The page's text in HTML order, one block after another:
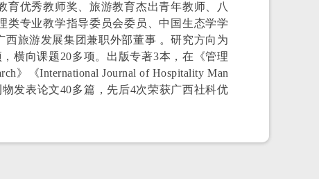
育优秀教师奖、旅游教育杰出青年教师、
八
类专业教学指导委员会委员、中国生态学学
旅游发展集团兼职外部董事 。研究方向为
横向课题20多项。出版专著3本，在《管理
》《International Journal of Hospitality Man
物发表论文40多篇，先后4次荣获广西社科优